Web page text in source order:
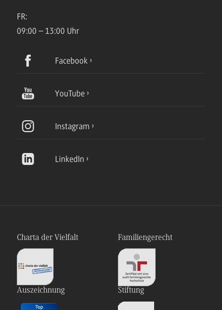
FR:
09:00 – 13:00 Uhr
Facebook
YouTube
Instagram
LinkedIn
Charta der Vielfalt Familiengerecht
Auszeichnung Stiftung